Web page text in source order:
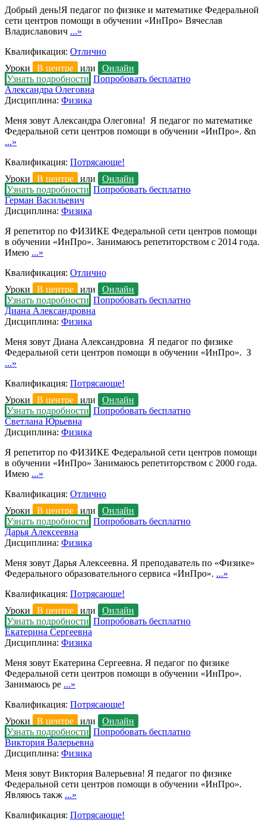
Добрый день!Я педагог по физике и математике Федеральной
сети центров помощи в обучении «ИнПро» Вячеслав
Владиславович ...»
Квалификация: Отлично
Уроки
В центре или
Онлайн
Узнать подробности Попробовать бесплатно
Александра Олеговна
Дисциплина: Физика
Меня зовут Александра Олеговна! Я педагог по математике
Федеральной сети центров помощи в обучении «ИнПро». &n
...»
Квалификация: Потрясающе!
Уроки
В центре или
Онлайн
Узнать подробности Попробовать бесплатно
Герман Васильевич
Дисциплина: Физика
Я репетитор по ФИЗИКЕ Федеральной сети центров помощи
в обучении «ИнПро». Занимаюсь репетиторством с 2014 года.
Имею ...»
Квалификация: Отлично
Уроки
В центре или
Онлайн
Узнать подробности Попробовать бесплатно
Диана Александровна
Дисциплина: Физика
Меня зовут Диана Александровна Я педагог по физике
Федеральной сети центров помощи в обучении «ИнПро». З
...»
Квалификация: Потрясающе!
Уроки
В центре или
Онлайн
Узнать подробности Попробовать бесплатно
Светлана Юрьевна
Дисциплина: Физика
Я репетитор по ФИЗИКЕ Федеральной сети центров помощи
в обучении «ИнПро» Занимаюсь репетиторством с 2000 года.
Имею ...»
Квалификация: Отлично
Уроки
В центре или
Онлайн
Узнать подробности Попробовать бесплатно
Дарья Алексеевна
Дисциплина: Физика
Меня зовут Дарья Алексеевна. Я преподаватель по «Физике»
Федерального образовательного сервиса «ИнПро». ...»
Квалификация: Потрясающе!
Уроки
В центре или
Онлайн
Узнать подробности Попробовать бесплатно
Екатерина Сергеевна
Дисциплина: Физика
Меня зовут Екатерина Сергеевна. Я педагог по физике
Федеральной сети центров помощи в обучении «ИнПро».
Занимаюсь ре ...»
Квалификация: Потрясающе!
Уроки
В центре или
Онлайн
Узнать подробности Попробовать бесплатно
Виктория Валерьевна
Дисциплина: Физика
Меня зовут Виктория Валерьевна! Я педагог по физике
Федеральной сети центров помощи в обучении «ИнПро».
Являюсь такж ...»
Квалификация: Потрясающе!